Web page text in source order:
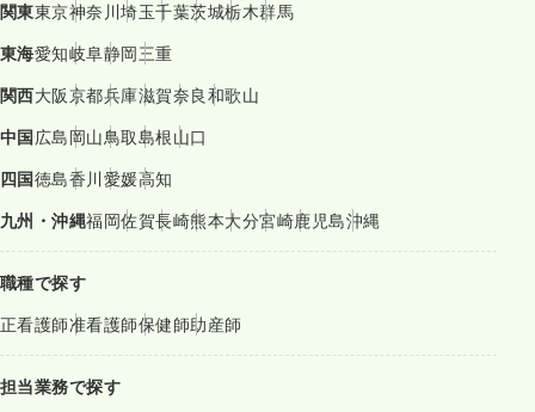
関東東京神奈川埼玉千葉茨城栃木群馬
東海愛知岐阜静岡三重
関西大阪京都兵庫滋賀奈良和歌山
中国広島岡山鳥取島根山口
四国徳島香川愛媛高知
九州・沖縄福岡佐賀長崎熊本大分宮崎鹿児島沖縄
職種で探す
正看護師准看護師保健師助産師
担当業務で探す